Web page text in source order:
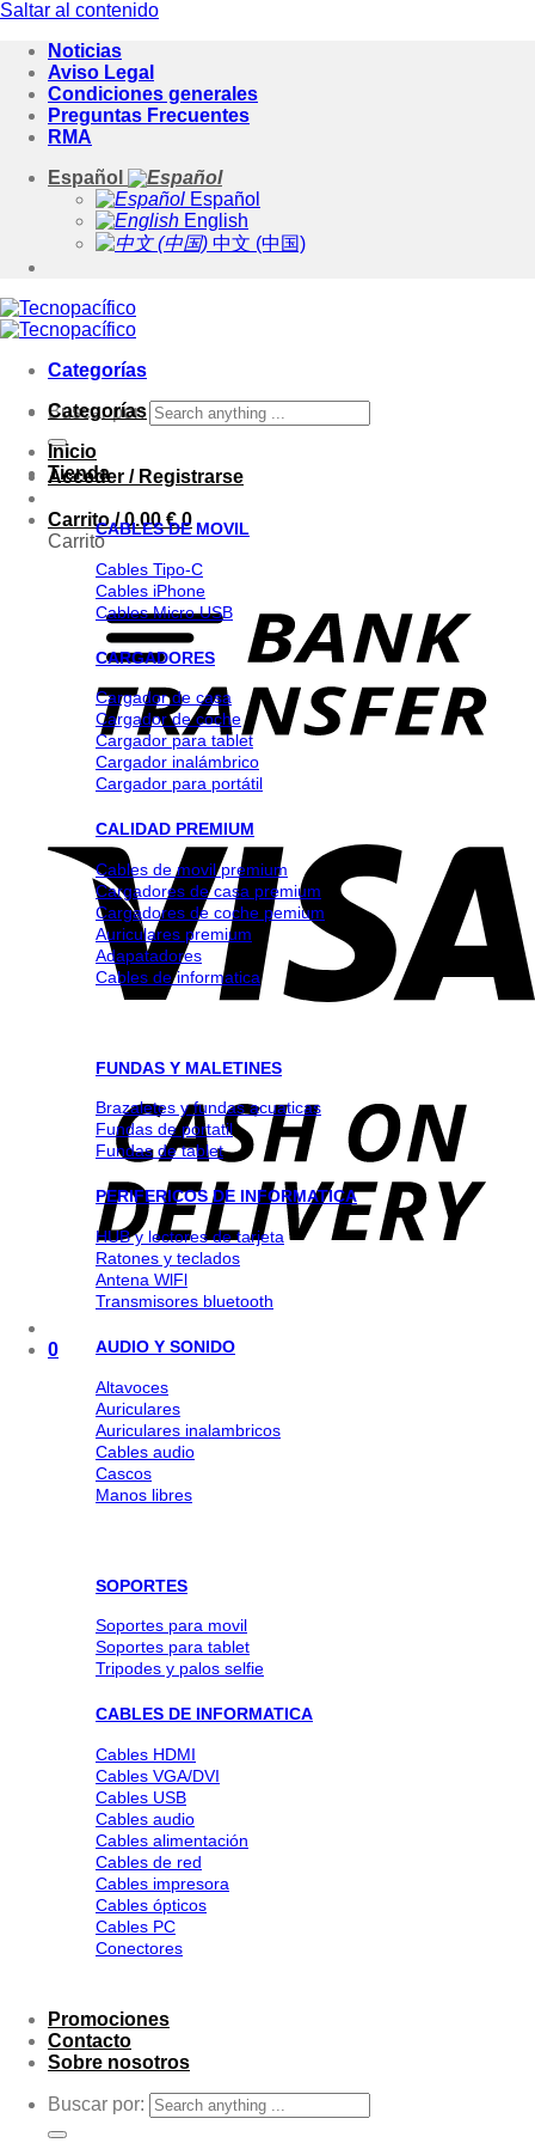
Saltar al contenido
Noticias
Aviso Legal
Condiciones generales
Preguntas Frecuentes
RMA
Español
Español
English
中文 (中国)
Categorías
Buscar por:
Acceder / Registrarse
Carrito /0.00€ 0
Carrito
0
Categorías
Inicio
Tienda
CABLES DE MOVIL
Cables Tipo-C
Cables iPhone
Cables Micro USB
CARGADORES
Cargador de casa
Cargador de coche
Cargador para tablet
Cargador inalámbrico
Cargador para portátil
CALIDAD PREMIUM
Cables de movil premium
Cargadores de casa premium
Cargadores de coche pemium
Auriculares premium
Adapatadores
Cables de informatica
FUNDAS Y MALETINES
Brazaletes y fundas acuaticas
Fundas de portatil
Fundas de tablet
PERIFERICOS DE INFORMATICA
HUB y lectores de tarjeta
Ratones y teclados
Antena WlFl
Transmisores bluetooth
AUDIO Y SONIDO
Altavoces
Auriculares
Auriculares inalambricos
Cables audio
Cascos
Manos libres
SOPORTES
Soportes para movil
Soportes para tablet
Tripodes y palos selfie
CABLES DE INFORMATICA
Cables HDMI
Cables VGA/DVI
Cables USB
Cables audio
Cables alimentación
Cables de red
Cables impresora
Cables ópticos
Cables PC
Conectores
Promociones
Contacto
Sobre nosotros
Buscar por: